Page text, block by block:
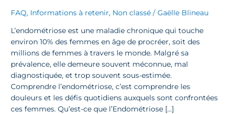
FAQ, Informations à retenir, Non classé /Gaëlle Blineau
L’endométriose est une maladie chronique qui touche
environ 10% des femmes en âge de procréer, soit des
millions de femmes à travers le monde. Malgré sa
prévalence, elle demeure souvent méconnue, mal
diagnostiquée, et trop souvent sous-estimée.
Comprendre l’endométriose, c’est comprendre les
douleurs et les défis quotidiens auxquels sont confrontées
ces femmes. Qu’est-ce que l’Endométriose […]
Invisible
mais
DévastatriceL